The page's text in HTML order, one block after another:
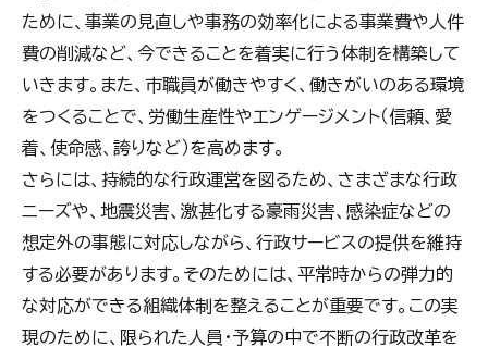
ために、事業の見直しや事務の効率化による事業費や人件
費の削減など、今できることを着実に行う体制を構築して
いきます。また、市職員が働きやすく、働きがいのある環境
をつくることで、労働生産性やエンゲージメント（信頼、愛
着、使命感、誇りなど）を高めます。
さらには、持続的な行政運営を図るため、さまざまな行政
ニーズや、地震災害、激甚化する豪雨災害、感染症などの
想定外の事態に対応しながら、行政サービスの提供を維持
する必要があります。そのためには、平常時からの弾力的
な対応ができる組織体制を整えることが重要です。この実
現のために、限られた人員・予算の中で不断の行政改革を